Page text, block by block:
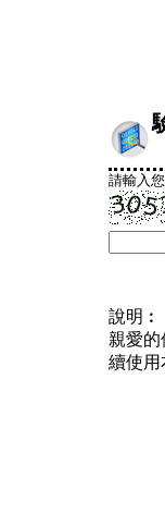
請輸入
說明︰
親愛
續使用